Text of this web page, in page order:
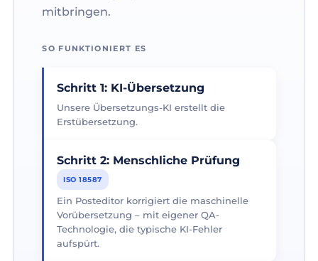
mitbringen.
SO FUNKTIONIERT ES
Schritt 1: KI-Übersetzung
Unsere Übersetzungs-KI erstellt die
Erstübersetzung.
Schritt 2: Menschliche Prüfung
ISO 18587
Ein Posteditor korrigiert die maschinelle
Vorübersetzung – mit eigener QA-
Technologie, die typische KI-Fehler
aufspürt.